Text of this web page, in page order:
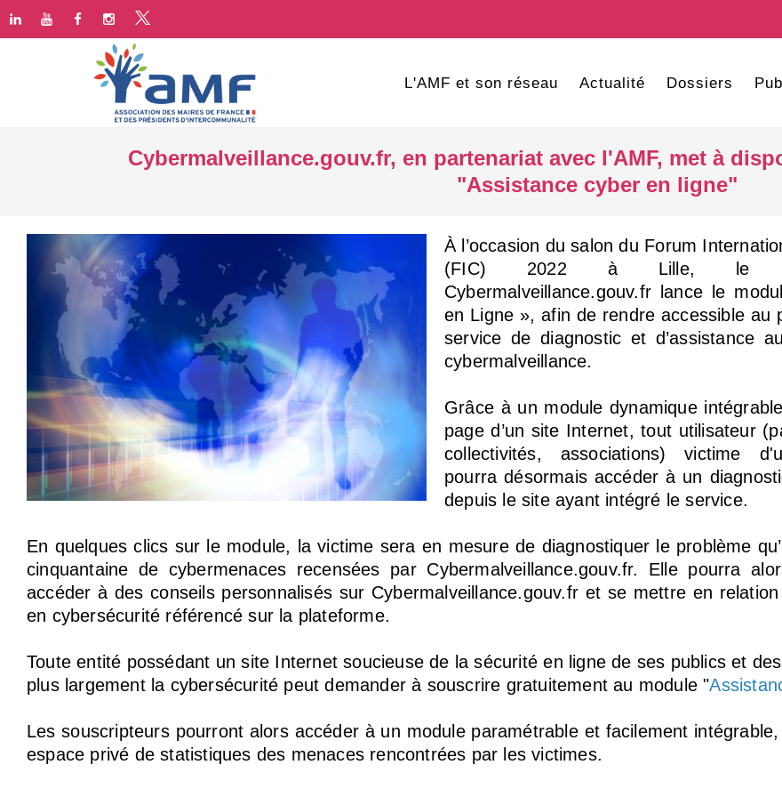
L'AMF et son réseau Actualité Dossiers
Cybermalveillance.gouv.fr, en partenariat avec l'AMF, met à
"Assistance cyber en ligne"
À l’occasion du salon du Forum
(FIC) 2022 à Lille, le
Cybermalveillance.gouv.fr lance le
en Ligne », afin de rendre accessible au
service de diagnostic et d’assistance
cybermalveillance.
Grâce à un module dynamique
page d’un site Internet, tout utilisateur
collectivités, associations) victime
pourra désormais accéder à un
depuis le site ayant intégré le service.
En quelques clics sur le module, la victime sera en mesure de diagnostiquer le problème
cinquantaine de cybermenaces recensées par Cybermalveillance.gouv.fr. Elle pourra
accéder à des conseils personnalisés sur Cybermalveillance.gouv.fr et se mettre en
en cybersécurité référencé sur la plateforme.
Toute entité possédant un site Internet soucieuse de la sécurité en ligne de ses publics et
plus largement la cybersécurité peut demander à souscrire gratuitement au module "
Les souscripteurs pourront alors accéder à un module paramétrable et facilement
espace privé de statistiques des menaces rencontrées par les victimes.